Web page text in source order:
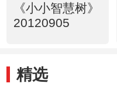
《小小智慧树》
20120905
精选